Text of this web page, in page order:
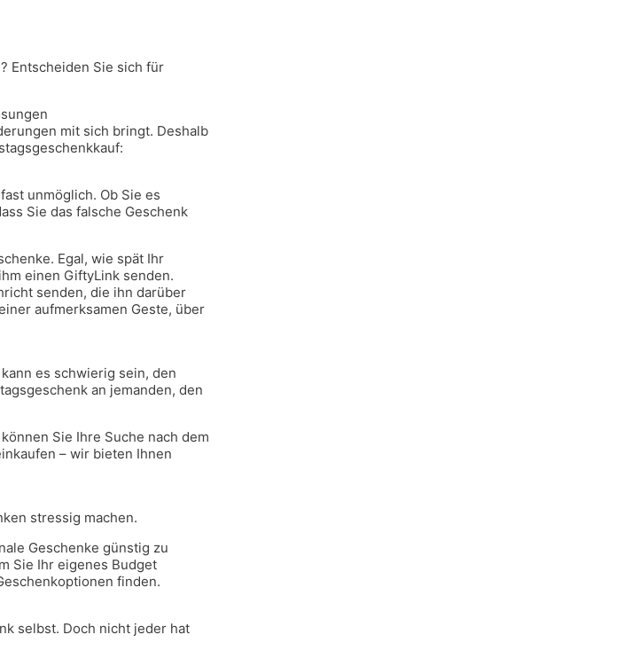
Entscheiden Sie sich für
mit sich bringt. Deshalb
unmöglich. Ob Sie es
Sie das falsche Geschenk
Egal, wie spät Ihr
einen GiftyLink senden.
senden, die ihn darüber
aufmerksamen Geste, über
es schwierig sein, den
an jemanden, den
Sie Ihre Suche nach dem
– wir bieten Ihnen
stressig machen.
Geschenke günstig zu
Sie Ihr eigenes Budget
finden.
selbst. Doch nicht jeder hat